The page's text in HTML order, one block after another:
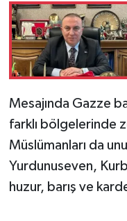
Mesajında Gazze
farklı bölgelerinde
Müslümanları da
Yurdunuseven,
huzur, barış ve